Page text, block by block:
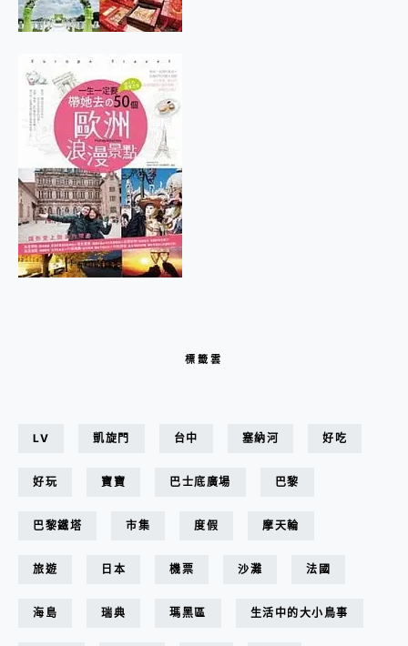
標籤雲
LV 凱旋門 台中 塞納河 好吃
好玩 寶寶 巴士底廣場 巴黎
巴黎鐵塔 市集 度假 摩天輪
旅遊 日本 機票 沙灘 法國
海島 瑞典 瑪黑區 生活中的大小鳥事